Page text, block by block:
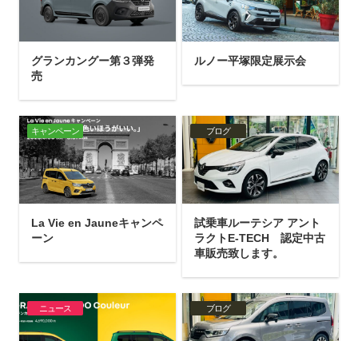
グランカングー第３弾発
売
ルノー平塚限定展示会
キャンペーン
La Vie en Jauneキャンペ
ーン
ブログ
試乗車ルーテシア アント
ラクトE-TECH 認定中古
車販売致します。
ニュース ブログ